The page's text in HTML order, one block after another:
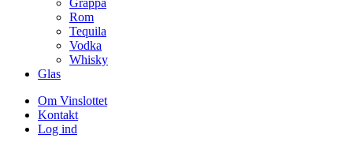
Rom
Tequila
Vodka
Whisky
Glas
Om Vinslottet
Kontakt
Log ind